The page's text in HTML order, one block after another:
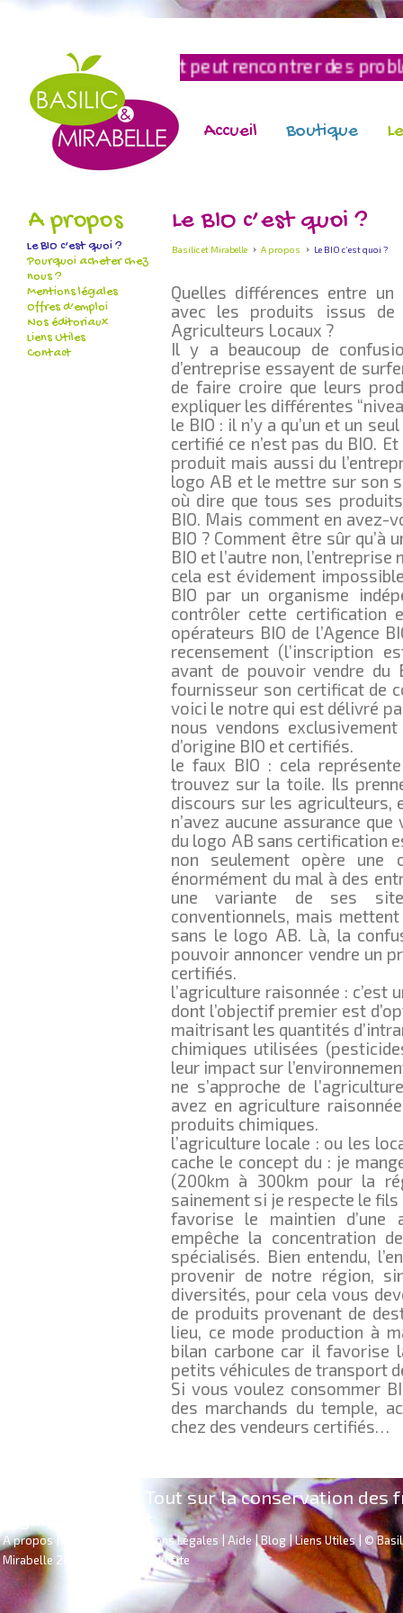
Accueil Boutique
payement peut rencontrer des problèmes
A propos
Le BIO c’est quoi ?
Pourquoi acheter chez
nous ?
Mentions légales
Offres d’emploi
Nos éditoriaux
Liens Utiles
Contact
Le BIO c’est quoi ?
Basilic et Mirabelle A propos Le BIO c’est quoi ?
Quelles différences entre
avec les produits issus de
Agriculteurs Locaux ?
Il y a beaucoup de
d’entreprise essayent de
de faire croire que leurs
expliquer les différentes
le BIO : il n’y a qu’un et un
certifié ce n’est pas du BIO.
produit mais aussi du
logo AB et le mettre sur son
où dire que tous ses
BIO. Mais comment en avez-
BIO ? Comment être sûr qu’à
BIO et l’autre non,
cela est évidement
BIO par un organisme
contrôler cette certification
opérateurs BIO de l’Agence
recensement (l’inscription
avant de pouvoir vendre du
fournisseur son certificat de
voici le notre qui est délivré
nous vendons
d’origine BIO et certifiés.
le faux BIO : cela
trouvez sur la toile. Ils
discours sur les agriculteurs,
n’avez aucune assurance
du logo AB sans certification
non seulement opère une
énormément du mal à des
une variante de ses
conventionnels, mais
sans le logo AB. Là, la
pouvoir annoncer vendre un
certifiés.
l’agriculture raisonnée :
dont l’objectif premier est
maitrisant les quantités
chimiques utilisées
leur impact sur
ne s’approche de
avez en agriculture
produits chimiques.
l’agriculture locale : ou les
cache le concept du : je
(200km à 300km pour la
sainement si je respecte le
favorise le maintien d’une
empêche la concentration
spécialisés. Bien entendu,
provenir de notre région,
diversités, pour cela vous
de produits provenant de
lieu, ce mode production à
bilan carbone car il favorise
petits véhicules de transport
Si vous voulez consommer
des marchands du temple,
chez des vendeurs certifiés…
Tout sur la conservation des
A propos Mentions Légales | Aide|Blog|Liens Utiles| ©
Mirabelle 2018
Voir le plan du site